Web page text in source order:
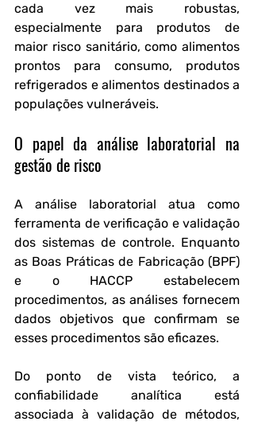
cada vez mais robustas,
especialmente para produtos de
maior risco sanitário, como alimentos
prontos para consumo, produtos
refrigerados e alimentos destinados a
populações vulneráveis.
O papel da análise laboratorial na
gestão de risco
A análise laboratorial atua como
ferramenta de verificação e validação
dos sistemas de controle. Enquanto
as Boas Práticas de Fabricação (BPF)
e o HACCP estabelecem
procedimentos, as análises fornecem
dados objetivos que confirmam se
esses procedimentos são eficazes.
Do ponto de vista teórico, a
confiabilidade analítica está
associada à validação de métodos,